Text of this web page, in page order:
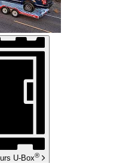
U-Box®